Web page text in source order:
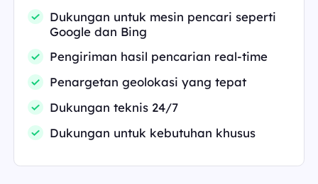
Dukungan untuk mesin pencari seperti
Google dan Bing
Pengiriman hasil pencarian real-time
Penargetan geolokasi yang tepat
Dukungan teknis 24/7
Dukungan untuk kebutuhan khusus